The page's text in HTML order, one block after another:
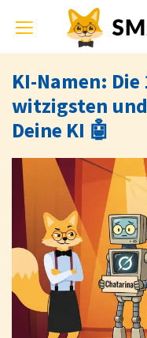
Toggle
navigation
KI-Namen:
witzigsten
Deine KI 🤖